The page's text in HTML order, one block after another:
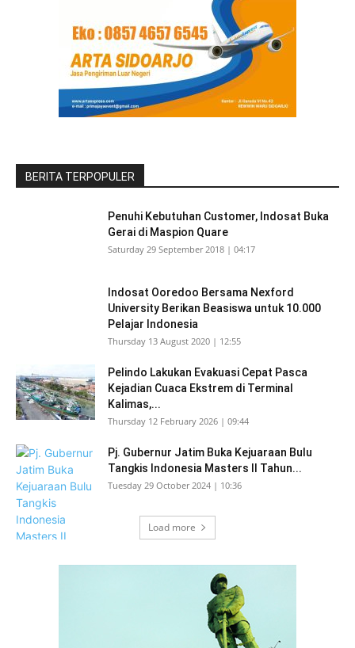
BERITA TERPOPULER
Penuhi Kebutuhan Customer, Indosat Buka
Gerai di Maspion Quare
Saturday 29 September 2018 | 04:17
Indosat Ooredoo Bersama Nexford
University Berikan Beasiswa untuk 10.000
Pelajar Indonesia
Thursday 13 August 2020 | 12:55
Pelindo Lakukan Evakuasi Cepat Pasca
Kejadian Cuaca Ekstrem di Terminal
Kalimas,...
Thursday 12 February 2026 | 09:44
Pj. Gubernur Jatim Buka Kejuaraan Bulu
Tangkis Indonesia Masters II Tahun...
Tuesday 29 October 2024 | 10:36
Load more